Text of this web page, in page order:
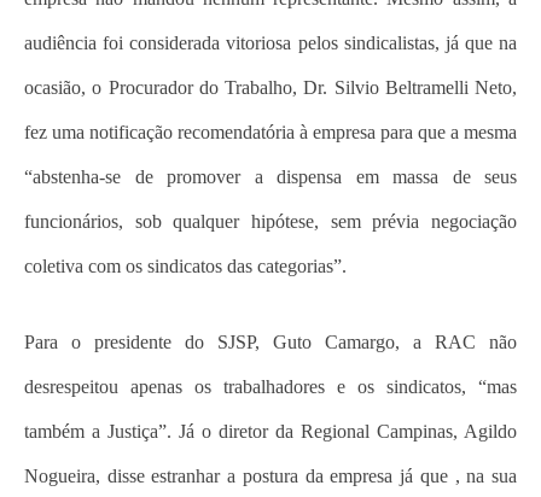
audiência foi considerada vitoriosa pelos sindicalistas, já que na
ocasião, o Procurador do Trabalho, Dr. Silvio Beltramelli Neto,
fez uma notificação recomendatória à empresa para que a mesma
“abstenha-se de promover a dispensa em massa de seus
funcionários, sob qualquer hipótese, sem prévia negociação
coletiva com os sindicatos das categorias”.
Para o presidente do SJSP, Guto Camargo, a RAC não
desrespeitou apenas os trabalhadores e os sindicatos, “mas
também a Justiça”. Já o diretor da Regional Campinas, Agildo
Nogueira, disse estranhar a postura da empresa já que , na sua